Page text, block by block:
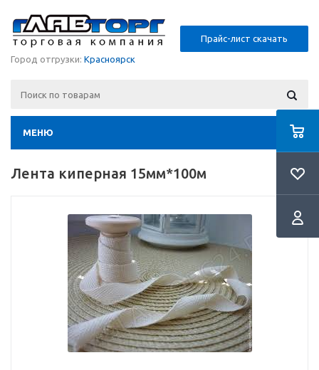
Прайс-лист скачать
Город отгрузки: Красноярск
МЕНЮ
Лента киперная 15мм*100м